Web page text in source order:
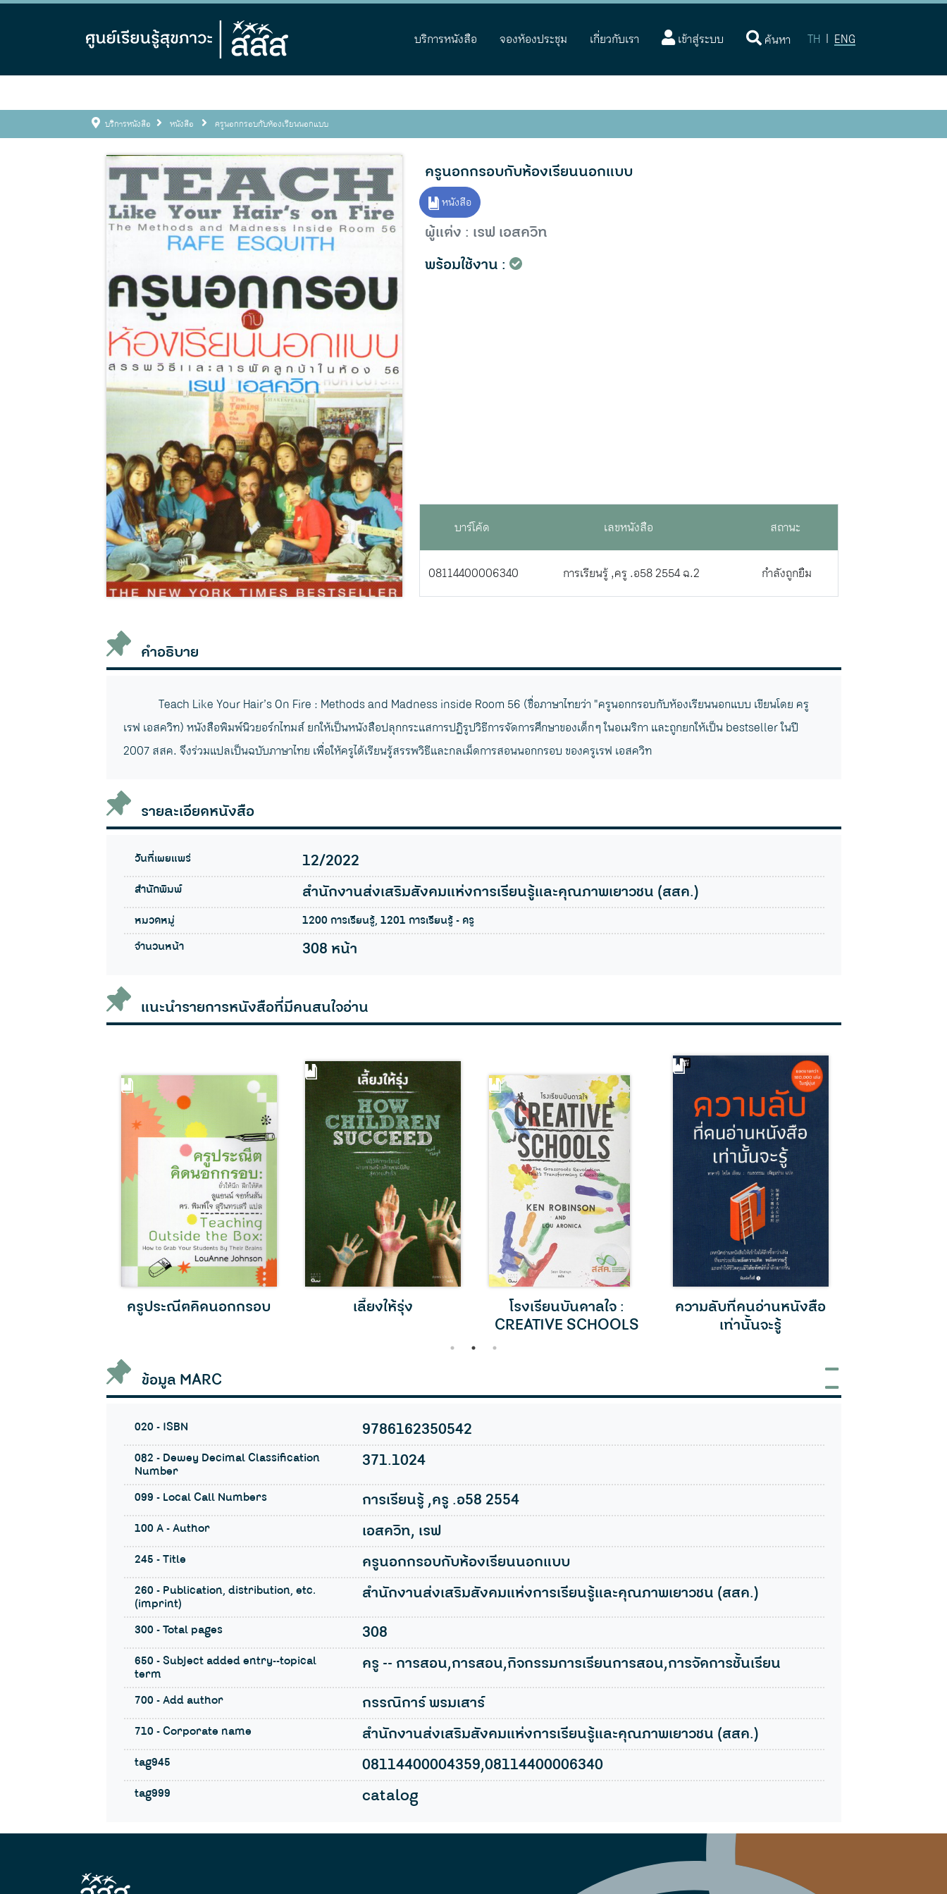
บริการหนังสือ จองห้องประชุม เกี่ยวกับเรา เข้าสู่ระบบ (current)ค้นหา TH | ENG
บริการหนังสือ หนังสือ ครูนอกกรอบกับห้องเรียนนอกแบบ
ครูนอกกรอบกับห้องเรียนนอกแบบ
หนังสือ
ผู้แต่ง : เรฟ เอสควิท
พร้อมใช้งาน :
บาร์โค้ด เลขหนังสือ สถานะ
08114400006340 การเรียนรู้ ,ครู .อ58 2554 ฉ.2 กำลังถูกยืม
คำอธิบาย
Teach Like Your Hair’s On Fire : Methods and Madness inside Room 56 (ชื่อภาษาไทยว่า "ครูนอกกรอบกับห้องเรียนนอกแบบ เขียนโดย ครู
เรฟ เอสควิท) หนังสือพิมพ์นิวยอร์กไทมส์ ยกให้เป็นหนังสือปลุกกระแสการปฏิรูปวิธีการจัดการศึกษาของเด็ก ๆ ในอเมริกา และถูกยกให้เป็น bestseller ในปี
2007 สสค. จึงร่วมแปลเป็นฉบับภาษาไทย เพื่อให้ครูได้เรียนรู้สรรพวิธีและกลเม็ดการสอนนอกกรอบ ของครูเรฟ เอสควิท
รายละเอียดหนังสือ
วันที่เผยแพร่ 12/2022
สำนักพิมพ์ สำนักงานส่งเสริมสังคมแห่งการเรียนรู้และคุณภาพเยาวชน (สสค.)
หมวดหมู่
1200 การเรียนรู้, 1201 การเรียนรู้ - ครู
จำนวนหน้า
308 หน้า
แนะนำรายการหนังสือที่มีคนสนใจอ่าน
ครูประณีตคิดนอกกรอบ เลี้ยงให้รุ่ง
โรงเรียนบันดาลใจ :
CREATIVE SCHOOLS
ความลับที่คนอ่านหนังสือ
เท่านั้นจะรู้
1 2 3
ข้อมูล MARC
020 - ISBN 9786162350542
082 - Dewey Decimal Classification
Number
371.1024
099 - Local Call Numbers การเรียนรู้ ,ครู .อ58 2554
100 A - Author เอสควิท, เรฟ
245 - Title ครูนอกกรอบกับห้องเรียนนอกแบบ
260 - Publication, distribution, etc.
(imprint)
สำนักงานส่งเสริมสังคมแห่งการเรียนรู้และคุณภาพเยาวชน (สสค.)
300 - Total pages 308
650 - Subject added entry--topical
term
ครู -- การสอน,การสอน,กิจกรรมการเรียนการสอน,การจัดการชั้นเรียน
700 - Add author กรรณิการ์ พรมเสาร์
710 - Corporate name สำนักงานส่งเสริมสังคมแห่งการเรียนรู้และคุณภาพเยาวชน (สสค.)
tag945 08114400004359,08114400006340
tag999 catalog